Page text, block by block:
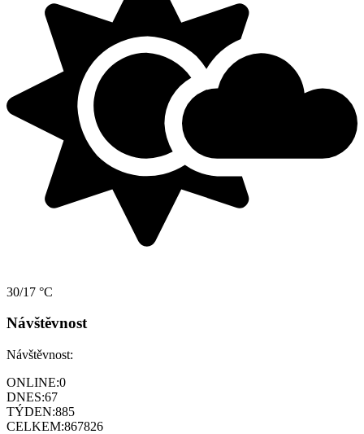
30/17 °C
Návštěvnost
Návštěvnost:
ONLINE:0
DNES:67
TÝDEN:885
CELKEM:867826